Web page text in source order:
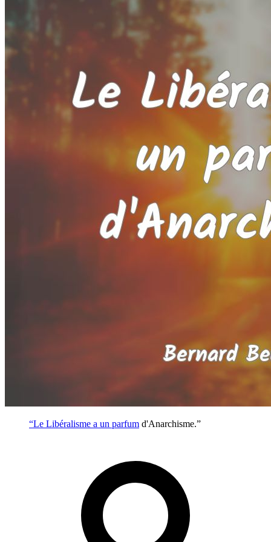
“Le Libéralisme a un parfum d'Anarchisme.”